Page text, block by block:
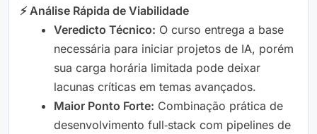
⚡ Análise Rápida de Viabilidade
Veredicto Técnico: O curso entrega a base
necessária para iniciar projetos de IA, porém
sua carga horária limitada pode deixar
lacunas críticas em temas avançados.
Maior Ponto Forte: Combinação prática de
desenvolvimento full‑stack com pipelines de